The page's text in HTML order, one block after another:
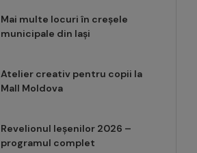
Mai multe locuri în creșele
municipale din Iași
Atelier creativ pentru copii la
Mall Moldova
Revelionul Ieșenilor 2026 –
programul complet